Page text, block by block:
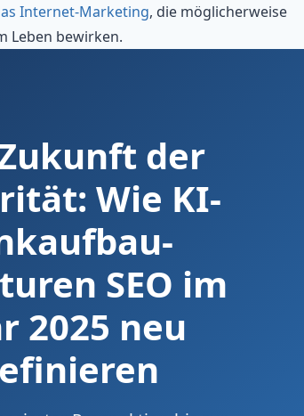
Internet-Marketing, die möglicherweise
Leben bewirken.
der
Wie KI-
SEO im
2025 neu